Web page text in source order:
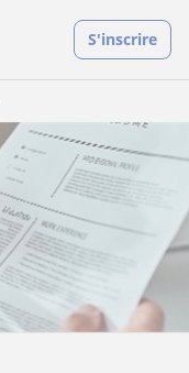
S'inscrire